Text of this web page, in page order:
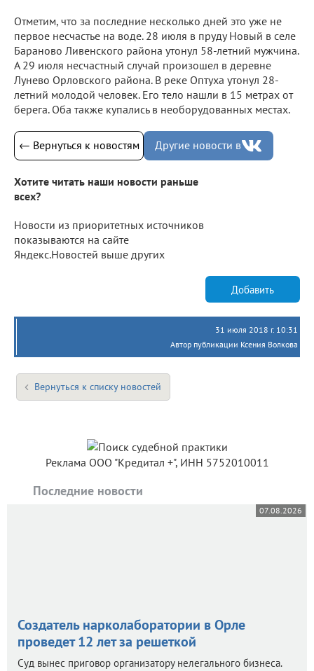
Отметим, что за последние несколько дней это уже не
первое несчастье на воде. 28 июля в пруду Новый в селе
Бараново Ливенского района утонул 58-летний мужчина.
А 29 июля несчастный случай произошел в деревне
Лунево Орловского района. В реке Оптуха утонул 28-
летний молодой человек. Его тело нашли в 15 метрах от
берега. Оба также купались в необорудованных местах.
← Вернуться к новостям Другие новости в
Хотите читать наши новости раньше
всех?
Новости из приоритетных источников
показываются на сайте
Яндекс.Новостей выше других
Добавить
31 июля 2018 г. 10:31
Автор публикации Ксения Волкова
Вернуться к списку новостей
Реклама ООО "Кредитал +", ИНН 5752010011
Последние новости
07.08.2026
Создатель нарколаборатории в Орле
проведет 12 лет за решеткой
Суд вынес приговор организатору нелегального бизнеса.